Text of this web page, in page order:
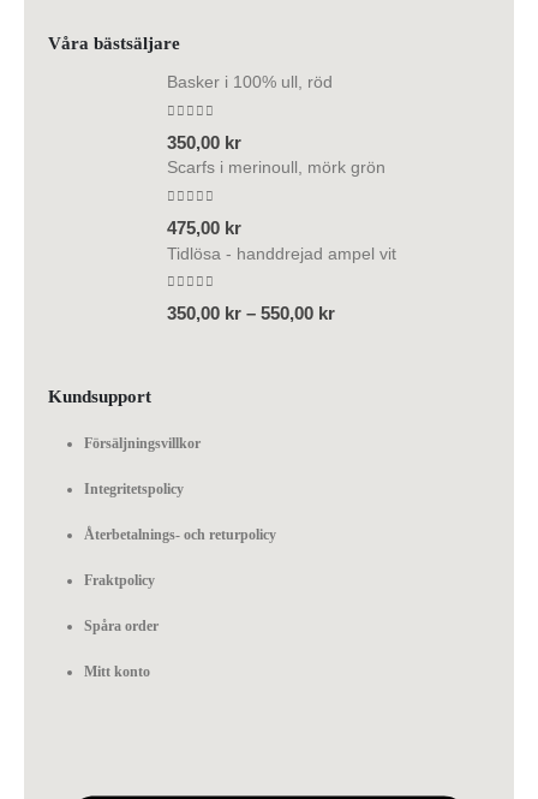
Våra bästsäljare
Basker i 100% ull, röd
350,00 kr
Scarfs i merinoull, mörk grön
475,00 kr
Tidlösa - handdrejad ampel vit
350,00 kr – 550,00 kr
Kundsupport
Försäljningsvillkor
Integritetspolicy
Återbetalnings- och returpolicy
Fraktpolicy
Spåra order
Mitt konto